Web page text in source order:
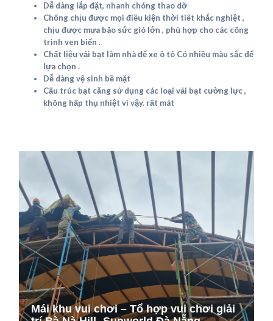
Dễ dàng lắp đặt, nhanh chóng thao dỡ
Chống chịu được mọi điều kiện thời tiết khắc nghiệt ,
chịu được mưa bão sức gió lớn , phù hợp cho các công
trình ven biển .
Chất liệu vải bạt làm nhà để xe ô tô Có nhiều màu sắc để
lựa chọn .
Dễ dàng vệ sinh bề mặt
Cấu trúc bạt căng sử dụng các loại vải bạt cường lực ,
không hấp thụ nhiệt vì vậy. rất mát
Mái khu vui chơi – Tổ hợp vui chơi giải